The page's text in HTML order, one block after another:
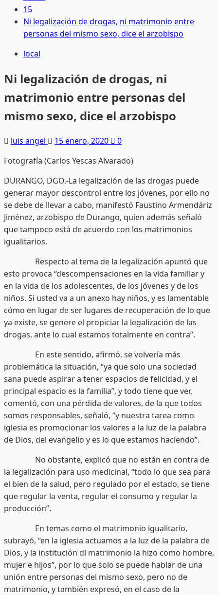
15
Ni legalización de drogas, ni matrimonio entre
personas del mismo sexo, dice el arzobispo
local
Ni legalización de drogas, ni
matrimonio entre personas del
mismo sexo, dice el arzobispo
luis angel 15 enero, 2020
0
Fotografía (Carlos Yescas Alvarado)
DURANGO, DGO.-La legalización de las drogas puede
generar mayor descontrol entre los jóvenes, por ello no
se debe de llevar a cabo, manifestó Faustino Armendáriz
Jiménez, arzobispo de Durango, quien además señaló
que tampoco está de acuerdo con los matrimonios
igualitarios.
Respecto al tema de la legalización apuntó que
esto provoca “descompensaciones en la vida familiar y
en la vida de los adolescentes, de los jóvenes y de los
niños. Si usted va a un anexo hay niños, y es lamentable
cómo en lugar de ser lugares de recuperación de lo que
ya existe, se genere el propiciar la legalización de las
drogas, ante lo cual estamos totalmente en contra”.
En este sentido, afirmó, se volvería más
problemática la situación, “ya que solo una sociedad
sana puede aspirar a tener espacios de felicidad, y el
principal espacio es la familia”, y todo tiene que ver,
comentó, con una pérdida de valores, de la que todos
somos responsables, señaló, “y nuestra tarea como
iglesia es promocionar los valores a la luz de la palabra
de Dios, del evangelio y es lo que estamos haciendo”.
No obstante, explicó que no están en contra de
la legalización para uso medicinal, “todo lo que sea para
el bien de la salud, pero regulado por el estado, se tiene
que regular la venta, regular el consumo y regular la
producción”.
En temas como el matrimonio igualitario,
subrayó, “en la iglesia actuamos a la luz de la palabra de
Dios, y la institución dl matrimonio la hizo como hombre,
mujer e hijos”, por lo que solo se puede hablar de una
unión entre personas del mismo sexo, pero no de
matrimonio, y también expresó, en el caso de la